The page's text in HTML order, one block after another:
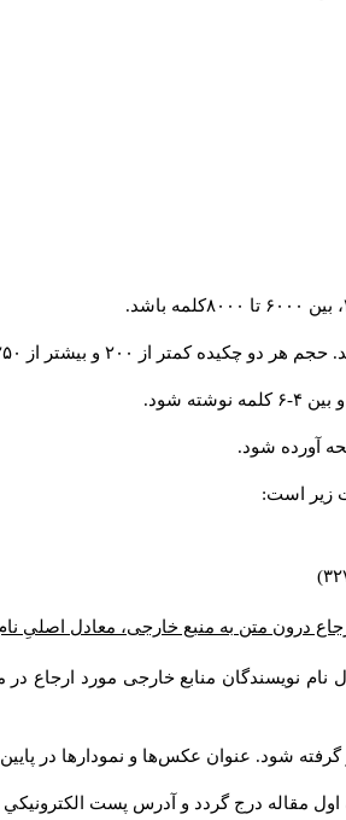
از ۲۰۰ و بیشتر از ۲۵۰ کلمه نباشد.
شود.
آورده شود.
زیر است:
درون متن به منبع خارجی، معادل اصلیِ
نام نویسندگان منابع خارجی مورد
شود. عنوان عکس‌ها و نمودارها در
مقاله درج گردد و آدرس پست